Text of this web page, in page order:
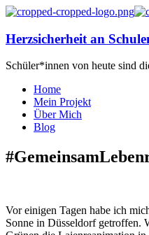
Herzsicherheit an
Schüler*innen von heute sind
Home
Mein Projekt
Über Mich
Blog
Vor einigen Tagen habe ich
Sonne in Düsseldorf getroffen.